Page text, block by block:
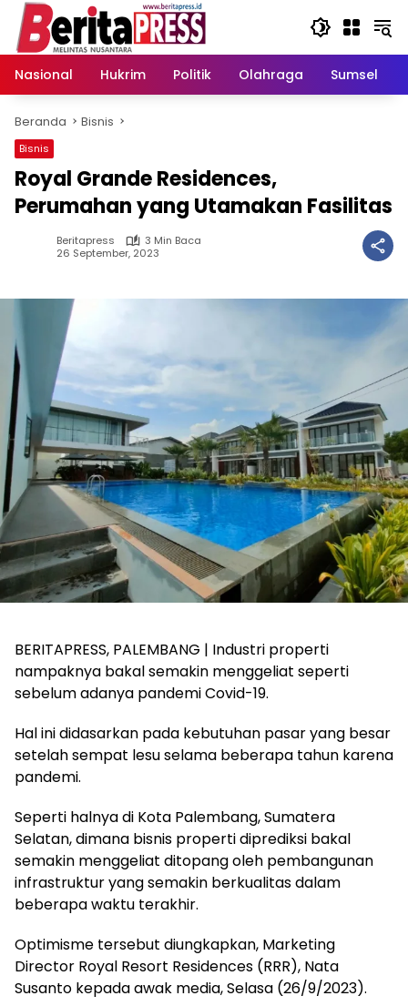
Langsung
konten
Nasional
Hukrim Politik Olahraga Sumsel
Beranda Bisnis
Bisnis
Royal Grande Residences,
Perumahan yang Utamakan Fasilitas
Beritapress
3 Min Baca
26 September, 2023
BERITAPRESS, PALEMBANG | Industri properti
nampaknya bakal semakin menggeliat seperti
sebelum adanya pandemi Covid-19.
Hal ini didasarkan pada kebutuhan pasar yang besar
setelah sempat lesu selama beberapa tahun karena
pandemi.
Seperti halnya di Kota Palembang, Sumatera
Selatan, dimana bisnis properti diprediksi bakal
semakin menggeliat ditopang oleh pembangunan
infrastruktur yang semakin berkualitas dalam
beberapa waktu terakhir.
Optimisme tersebut diungkapkan, Marketing
Director Royal Resort Residences (RRR), Nata
Susanto kepada awak media, Selasa (26/9/2023).